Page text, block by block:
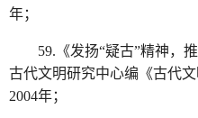
年；
59.《发扬“疑古”精神，
古代文明研究中心编《古代
2004年；